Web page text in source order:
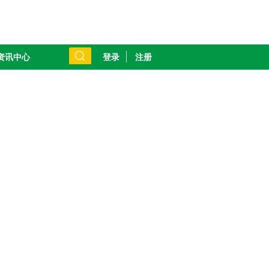
讯中心 登录 注册